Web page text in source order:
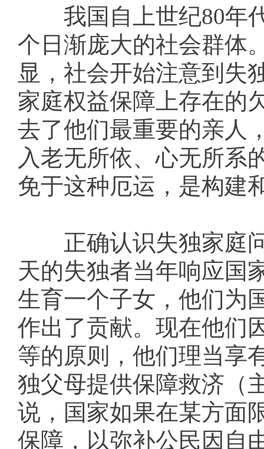
我国自上世纪80年代
个日渐庞大的社会群体
显，社会开始注意到失
家庭权益保障上存在的
去了他们最重要的亲人
入老无所依、心无所系
免于这种厄运，是构建
正确认识失独家庭
天的失独者当年响应国
生育一个子女，他们为
作出了贡献。现在他们
等的原则，他们理当享
独父母提供保障救济（
说，国家如果在某方面
保障，以弥补公民因